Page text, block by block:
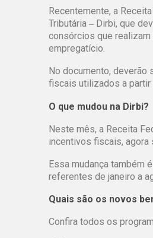
Recentemente, a
Tributária ‒ Dirbi, que
consórcios que
empregatício.
No documento,
fiscais utilizados a
O que mudou na Dirbi?
Neste mês, a Receita
incentivos fiscais, agora
Essa mudança também
referentes de janeiro a
Quais são os novos
Confira todos os